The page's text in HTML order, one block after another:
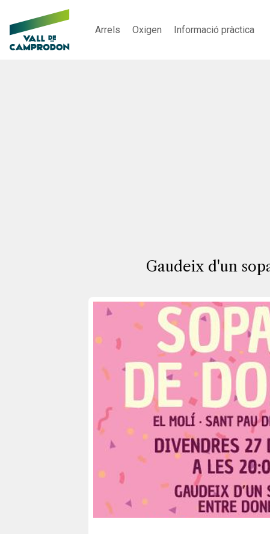
Arrels Oxigen Informació pràctica
Gaudeix d'un